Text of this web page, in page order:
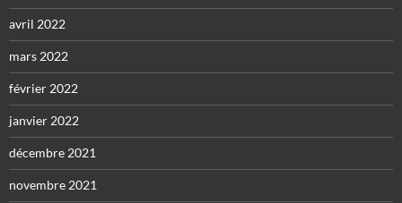
avril 2022
mars 2022
février 2022
janvier 2022
décembre 2021
novembre 2021